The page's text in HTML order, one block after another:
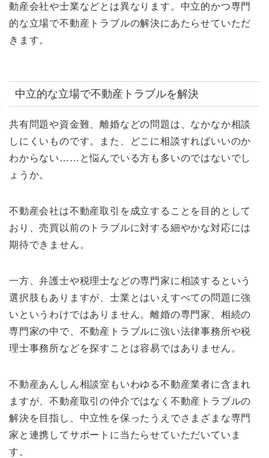
動産会社や士業などとは異なります。中立的かつ専門
的な立場で不動産トラブルの解決にあたらせていただ
きます。
中立的な立場で不動産トラブルを解決
共有問題や資金難、離婚などの問題は、なかなか相談
しにくいものです。また、どこに相談すればいいのか
わからない……と悩んでいる方も多いのではないでし
ょうか。
不動産会社は不動産取引を成立することを目的として
おり、売買以前のトラブルに対する細やかな対応には
期待できません。
一方、弁護士や税理士などの専門家に相談するという
選択肢もありますが、士業とはいえすべての問題に強
いというわけではありません。離婚の専門家、相続の
専門家の中で、不動産トラブルに強い法律事務所や税
理士事務所などを探すことは容易ではありません。
不動産あんしん相談室もいわゆる不動産業者に含まれ
ますが、不動産取引の仲介ではなく不動産トラブルの
解決を目指し、中立性を保ったうえでさまざまな専門
家と連携してサポートに当たらせていただいていま
す。